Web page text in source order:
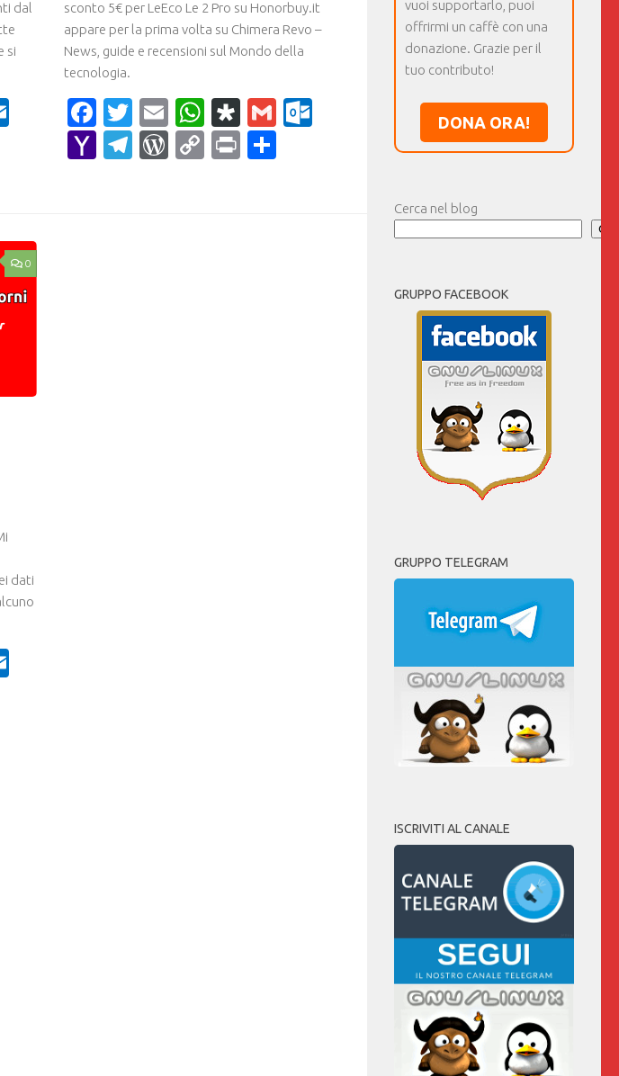
dal
si
Outlook.com
sconto 5€ per LeEco Le 2 Pro su Honorbuy.it
appare per la prima volta su Chimera Revo –
News, guide e recensioni sul Mondo della
tecnologia.
Facebook
Twitter
EmailWhatsApp
Diaspora
GmailOutlook.com
YahooTelegram
WordPress
CopyPrint
0
dati
vuoi supportarlo, puoi
offrirmi un caffè con una
donazione. Grazie per il
tuo contributo!
DONA ORA!
Cerca nel blog
GRUPPO FACEBOOK
GRUPPO TELEGRAM
ISCRIVITI AL CANALE